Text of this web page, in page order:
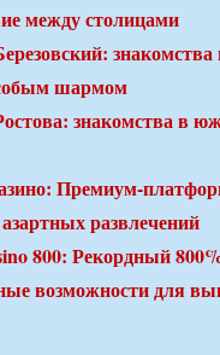
между столицами
шармом
знакомства в
Премиум-
развлечений
800: Рекордный
возможности для